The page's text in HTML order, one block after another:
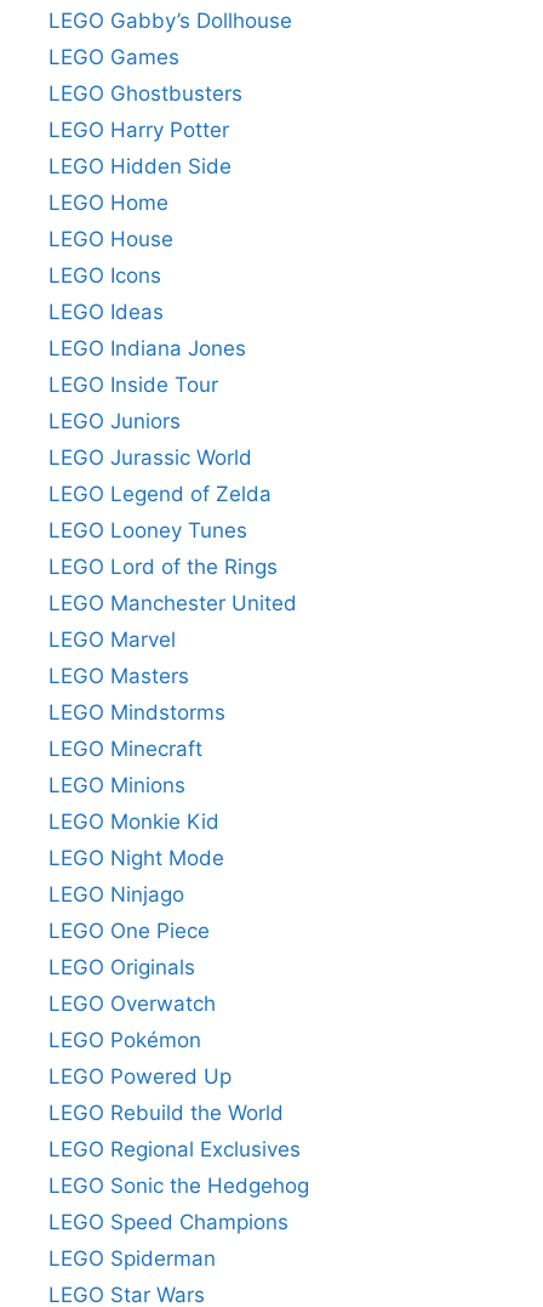
LEGO Gabby’s Dollhouse
LEGO Games
LEGO Ghostbusters
LEGO Harry Potter
LEGO Hidden Side
LEGO Home
LEGO House
LEGO Icons
LEGO Ideas
LEGO Indiana Jones
LEGO Inside Tour
LEGO Juniors
LEGO Jurassic World
LEGO Legend of Zelda
LEGO Looney Tunes
LEGO Lord of the Rings
LEGO Manchester United
LEGO Marvel
LEGO Masters
LEGO Mindstorms
LEGO Minecraft
LEGO Minions
LEGO Monkie Kid
LEGO Night Mode
LEGO Ninjago
LEGO One Piece
LEGO Originals
LEGO Overwatch
LEGO Pokémon
LEGO Powered Up
LEGO Rebuild the World
LEGO Regional Exclusives
LEGO Sonic the Hedgehog
LEGO Speed Champions
LEGO Spiderman
LEGO Star Wars